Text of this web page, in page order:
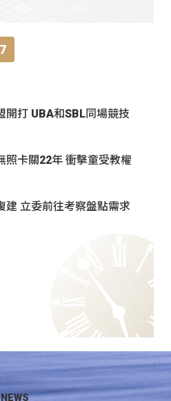
開打 UBA和SBL同場競技
照卡關22年 衝擊童受教權
建 立委前往考察盤點需求